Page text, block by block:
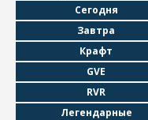
Сегодня
Завтра
Крафт
GVE
RVR
Легендарные